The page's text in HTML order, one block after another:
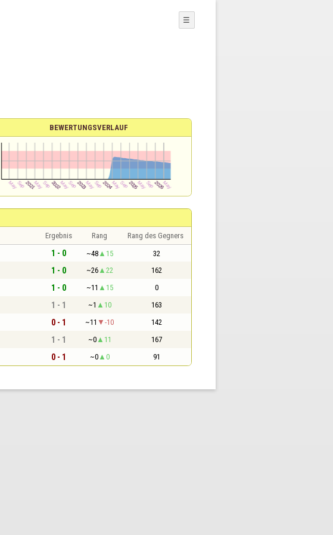
☰
BEWERTUNGSVERLAUF
Ergebnis Rang Rang des Gegners
1 - 0 ~48 15 32
1 - 0 ~26 22 162
1 - 0 ~11 15 0
1 - 1 ~1 10 163
0 - 1 ~11 -10 142
1 - 1 ~0 11 167
0 - 1 ~0 0 91